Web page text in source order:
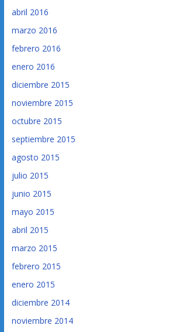
abril 2016
marzo 2016
febrero 2016
enero 2016
diciembre 2015
noviembre 2015
octubre 2015
septiembre 2015
agosto 2015
julio 2015
junio 2015
mayo 2015
abril 2015
marzo 2015
febrero 2015
enero 2015
diciembre 2014
noviembre 2014